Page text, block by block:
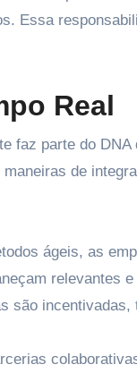
Essa
Real
faz parte do
de
ágeis, as
relevantes
são